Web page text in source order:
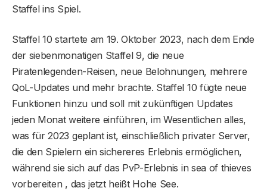
Staffel ins Spiel.
Staffel 10 startete am 19. Oktober 2023, nach dem Ende
der siebenmonatigen Staffel 9, die neue
Piratenlegenden-Reisen, neue Belohnungen, mehrere
QoL-Updates und mehr brachte. Staffel 10 fügte neue
Funktionen hinzu und soll mit zukünftigen Updates
jeden Monat weitere einführen, im Wesentlichen alles,
was für 2023 geplant ist, einschließlich privater Server,
die den Spielern ein sichereres Erlebnis ermöglichen,
während sie sich auf das PvP-Erlebnis in sea of thieves
vorbereiten , das jetzt heißt Hohe See.